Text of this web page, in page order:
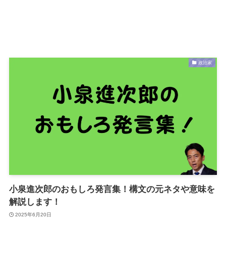
政治家
小泉進次郎のおもしろ発言集！構文の元ネタや意味を
解説します！
2025年6月20日